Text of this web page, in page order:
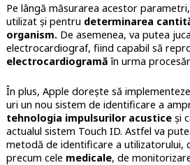
Pe lângă măsurarea acestor
utilizat și pentru determinarea
organism.De asemenea, va putea
electrocardiograf, fiind capabil să
electrocardiogramă în urma
În plus, Apple dorește să
uri un nou sistem de identificare a
tehnologia impulsurilor acusticeși
actualul sistem Touch ID. Astfel va
metodă de identificare a utilizatorului,
precum cele medicale, de